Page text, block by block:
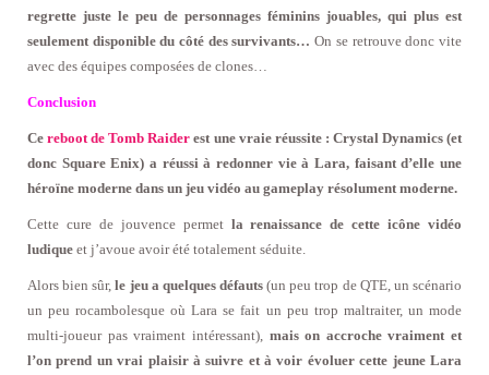
regrette juste le peu de personnages féminins jouables, qui plus est
seulement disponible du côté des survivants… On se retrouve donc vite
avec des équipes composées de clones…
Conclusion
Cereboot de Tomb Raider est une vraie réussite : Crystal Dynamics (et
donc Square Enix) a réussi à redonner vie à Lara, faisant d’elle une
héroïne moderne dans un jeu vidéo au gameplay résolument moderne.
Cette cure de jouvence permet la renaissance de cette icône vidéo
ludique et j’avoue avoir été totalement séduite.
Alors bien sûr,le jeu a quelques défauts (un peu trop de QTE, un scénario
un peu rocambolesque où Lara se fait un peu trop maltraiter, un mode
multi-joueur pas vraiment intéressant), mais on accroche vraiment et
l’on prend un vrai plaisir à suivre et à voir évoluer cette jeune Lara